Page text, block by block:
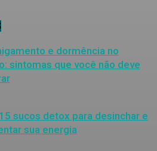
e dormência no
sintomas que você não deve
sucos detox para desinchar e
sua energia